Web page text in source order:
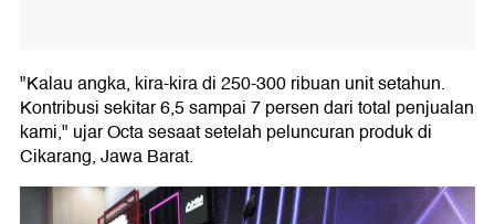
"Kalau angka, kira-kira di 250-300 ribuan unit setahun.
Kontribusi sekitar 6,5 sampai 7 persen dari total penjualan
kami," ujar Octa sesaat setelah peluncuran produk di
Cikarang, Jawa Barat.